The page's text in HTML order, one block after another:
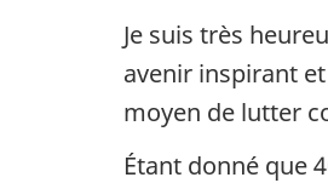
Je suis très
avenir inspirant
moyen de lutter
Étant donné que